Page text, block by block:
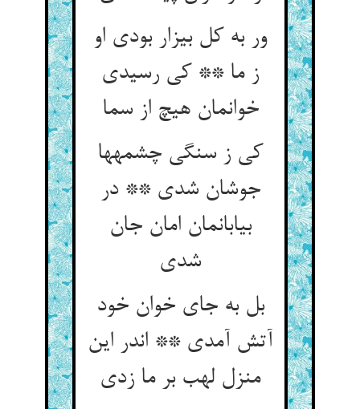
ور به کل بیزار بودی او
ز ما ** کی رسیدی
خوانمان هیچ از سما
کی ز سنگی چشمه‏ها
جوشان شدی ** در
بیابان‏مان امان جان
شدی‏
بل به جای خوان خود
آتش آمدی ** اندر این
منزل لهب بر ما زدی‏